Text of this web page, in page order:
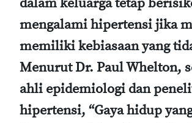
dalam keluarga tetap
mengalami hipertensi jika
memiliki kebiasaan yang
Menurut Dr. Paul Whelton,
ahli epidemiologi dan
hipertensi, “Gaya hidup